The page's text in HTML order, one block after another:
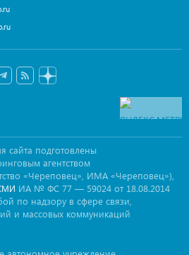
сайта подготовлены
агентством
«Череповец», ИМА «Череповец»),
ИА № ФС 77 — 59024 от 18.08.2014
по надзору в сфере связи,
и массовых коммуникаций